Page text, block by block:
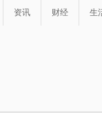
资讯 财经 生